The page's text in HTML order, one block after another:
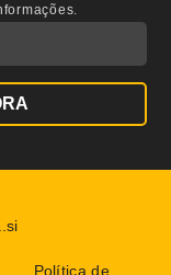
Política de